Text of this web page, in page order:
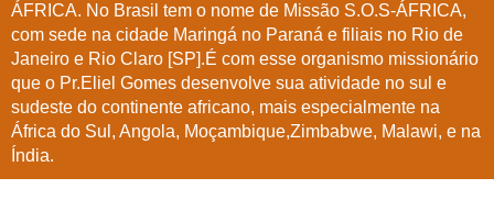
ÁFRICA. No Brasil tem o nome de Missão S.O.S-ÁFRICA,
com sede na cidade Maringá no Paraná e filiais no Rio de
Janeiro e Rio Claro [SP].É com esse organismo missionário
que o Pr.Eliel Gomes desenvolve sua atividade no sul e
sudeste do continente africano, mais especialmente na
África do Sul, Angola, Moçambique,Zimbabwe, Malawi, e na
Índia.